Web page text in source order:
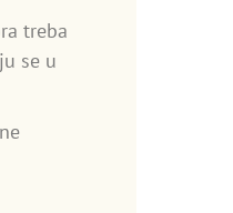
treba
se u